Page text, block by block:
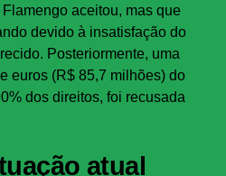
aceitou, mas que
devido à insatisfação do
Posteriormente, uma
euros (R$ 85,7 milhões) do
dos direitos, foi recusada
atual